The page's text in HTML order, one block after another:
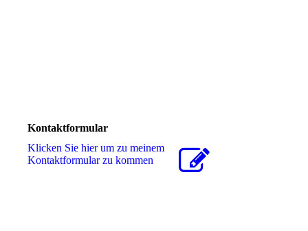
Kontaktformular
Klicken Sie hier um zu meinem
Kon­takt­for­mu­lar zu kommen